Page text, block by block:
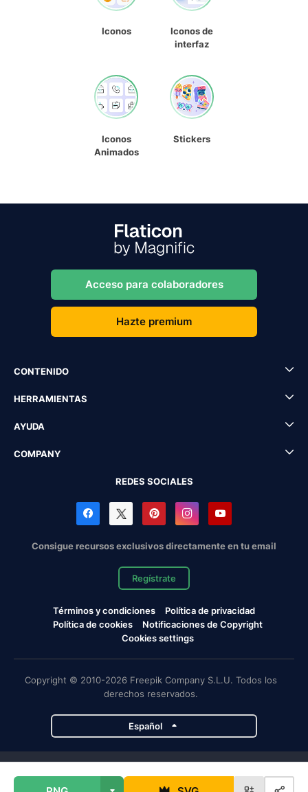
Iconos
Iconos de
interfaz
Iconos
Animados
Stickers
Acceso para colaboradores
Hazte premium
CONTENIDO
HERRAMIENTAS
AYUDA
COMPANY
REDES SOCIALES
Consigue recursos exclusivos directamente en tu email
Regístrate
Términos y condiciones
Política de privacidad
Política de cookies
Notificaciones de Copyright
Cookies settings
Copyright © 2010-2026 Freepik Company S.L.U. Todos los
derechos reservados.
Español